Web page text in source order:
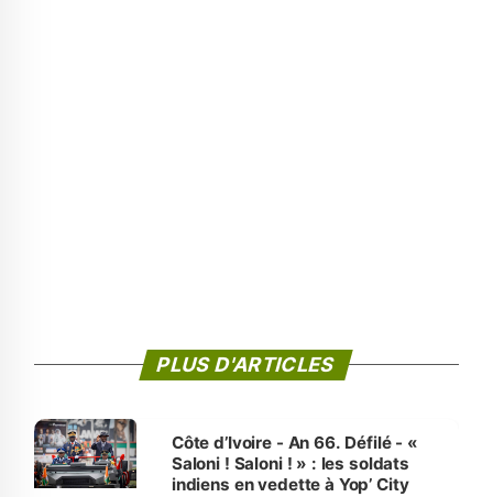
PLUS D'ARTICLES
Côte d’Ivoire - An 66. Défilé - «
Saloni ! Saloni ! » : les soldats
indiens en vedette à Yop’ City